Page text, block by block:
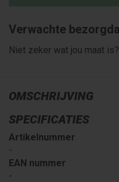
Verwachte
Niet zeker wat jou maat is?
OMSCHRIJVING
SPECIFICATIES
Artikelnummer
-
EAN nummer
-